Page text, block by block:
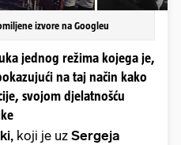
izvore na Googleu
jednog režima kojega je,
na taj način kako
svojom djelatnošću
koji je uz Sergeja